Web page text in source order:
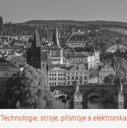
Technologie, stroje, přístroje a elektronika